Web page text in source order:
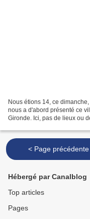
Nous étions 14, ce
nous a d'abord présenté ce
Gironde. Ici, pas de lieux ou
< Page précédente
Hébergé par Canalblog
Top articles
Pages